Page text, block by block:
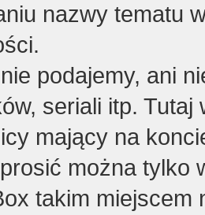
nazwy tematu
podajemy, ani
seriali itp. Tutaj
mający na
można tylko
takim miejscem